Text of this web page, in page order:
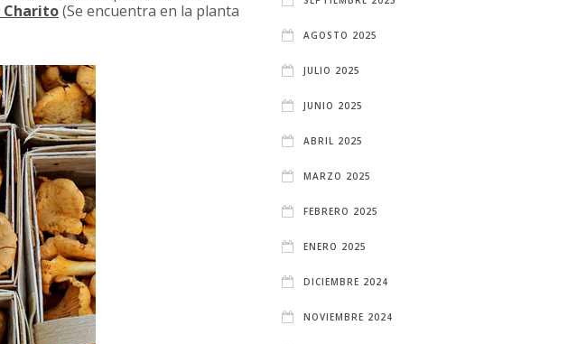
Charito(Se encuentra en la planta
AGOSTO 2025
JULIO 2025
JUNIO 2025
ABRIL 2025
MARZO 2025
FEBRERO 2025
ENERO 2025
DICIEMBRE 2024
NOVIEMBRE 2024